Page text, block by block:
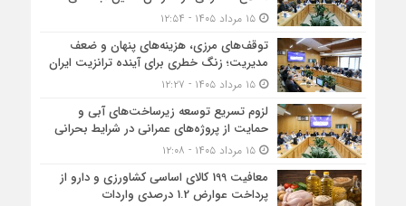
۱۵ مرداد ۱۴۰۵ - ۱۲:۵۴
توقف‌های مرزی، هزینه‌های پنهان و ضعف
مدیریت؛ زنگ خطری برای آینده ترانزیت ایران
۱۵ مرداد ۱۴۰۵ - ۱۲:۲۷
لزوم تسریع توسعه زیرساخت‌های آبی و
حمایت از پروژه‌های عمرانی در شرایط بحرانی
۱۵ مرداد ۱۴۰۵ - ۱۲:۰۸
معافیت 199 کالای اساسی کشاورزی و دارو از
پرداخت عوارض 1.2 درصدی واردات